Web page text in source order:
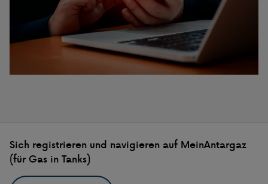
Sich registrieren und navigieren auf MeinAntargaz
(für Gas in Tanks)